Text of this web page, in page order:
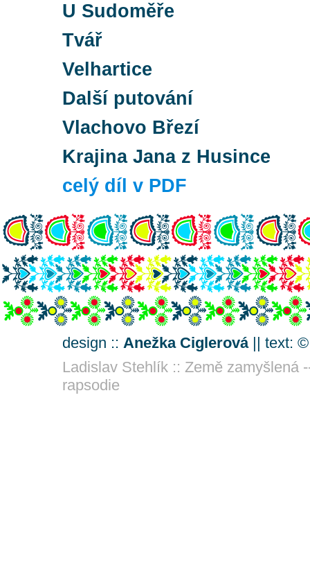
U Sudoměře
Tvář
Velhartice
Další putování
Vlachovo Březí
Krajina Jana z Husince
celý díl v PDF
design :: Anežka Ciglerová|| text: ©
Ladislav Stehlík :: Země zamyšlená
rapsodie